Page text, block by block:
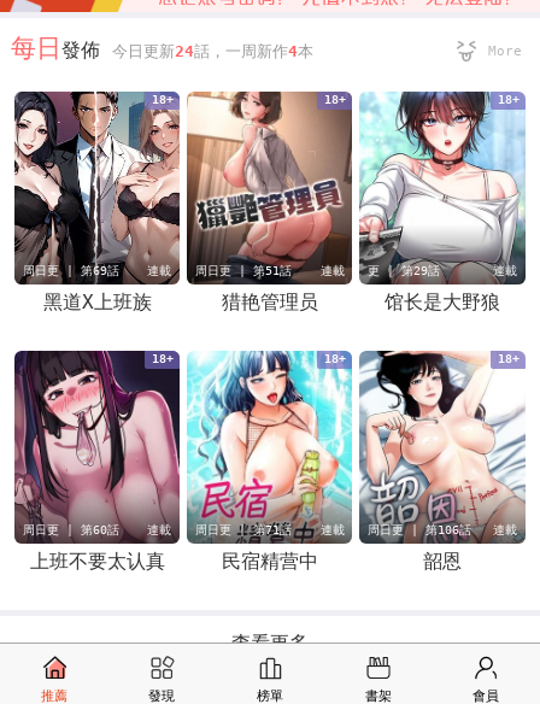
每日發佈 今日更新24話，一周新作4本 More
18+
周日更 | 第69話 連載
黑道X上班族
18+
周日更 | 第51話 連載
猎艳管理员
18+
更 | 第29話 連載
馆长是大野狼
18+
周日更 | 第60話 連載
上班不要太认真
18+
周日更 | 第71話 連載
民宿精营中
18+
周日更 | 第106話 連載
韶恩
查看更多
推薦 發現 榜單 書架 會員